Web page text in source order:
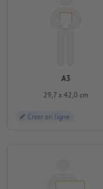
A3
29,7 x 42,0 cm
Créer en ligne